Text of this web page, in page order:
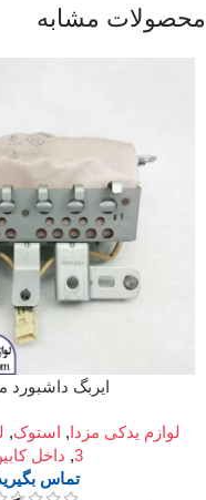
محصولات مشابه
ایربگ داشبورد
لوازم یدکی مزدا, استوک,
3
, داخل
تماس